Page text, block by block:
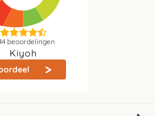
beoordelingen
Kiyoh